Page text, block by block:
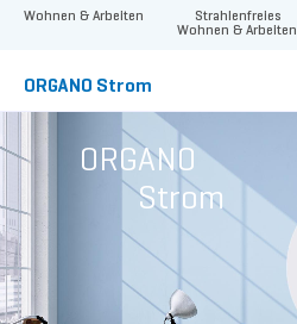
Wohnen & Arbeiten
Strahlenfreies
Wohnen & Arbeiten
ORGANO Strom
ORGANO
Strom